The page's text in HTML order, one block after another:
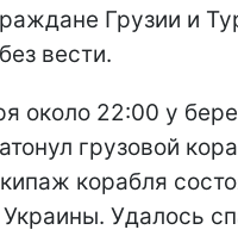
Грузии и
вести.
около 22:00 у
грузовой
корабля
Удалось